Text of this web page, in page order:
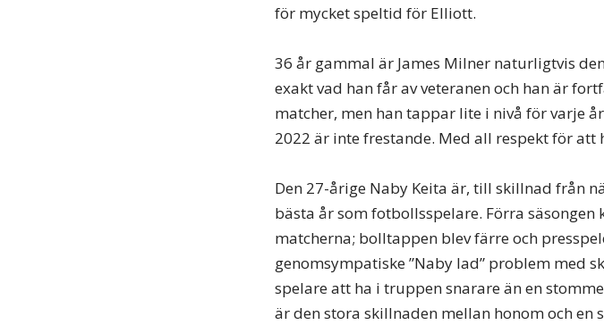
för mycket speltid för Elliott.
36 år gammal är James Milner naturligtvis
exakt vad han får av veteranen och han är
matcher, men han tappar lite i nivå för varje
2022 är inte frestande. Med all respekt för
Den 27-årige Naby Keita är, till skillnad från
bästa år som fotbollsspelare. Förra
matcherna; bolltappen blev färre och
genomsympatiske ”Naby lad” problem med
spelare att ha i truppen snarare än en
är den stora skillnaden mellan honom och en